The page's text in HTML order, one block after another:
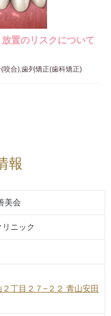
置のリスクについて
(咬合),歯列矯正(歯科矯正)
報
美会
ニック
２丁目２７−２２ 青山安田